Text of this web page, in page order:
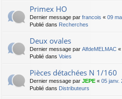
Primex HO
Dernier message par francois « 09
Publié dans Recherches
Deux ovales
Dernier message par AlfdeMELMAC «
Publié dans Voies
Pièces détachées N 1/160
Dernier message par JEPE « 05 janv.
Publié dans Distributeurs